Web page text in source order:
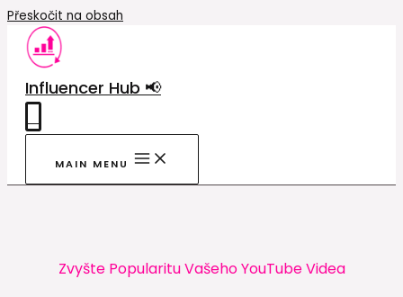
Přeskočit na obsah
Influencer Hub 📢
MAIN MENU
Zvyšte Popularitu Vašeho YouTube Videa